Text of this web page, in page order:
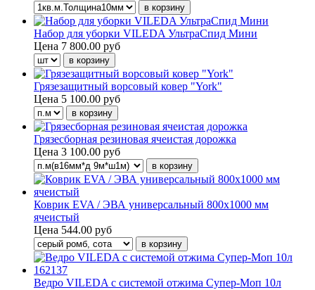
Набор для уборки VILEDA УльтраСпид Мини
Цена 7 800.00 руб
Грязезащитный ворсовый ковер "York"
Цена 5 100.00 руб
Грязесборная резиновая ячеистая дорожка
Цена 3 100.00 руб
Коврик EVA / ЭВА универсальный 800х1000 мм
ячеистый
Цена 544.00 руб
Ведро VILEDA с системой отжима Супер-Моп 10л